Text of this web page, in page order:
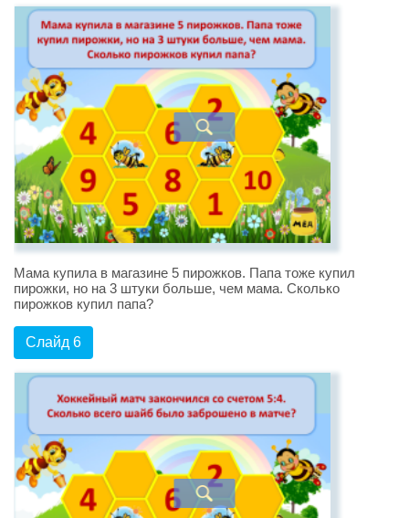
Мама купила в магазине 5 пирожков. Папа тоже купил
пирожки, но на 3 штуки больше, чем мама. Сколько
пирожков купил папа?
Слайд 6